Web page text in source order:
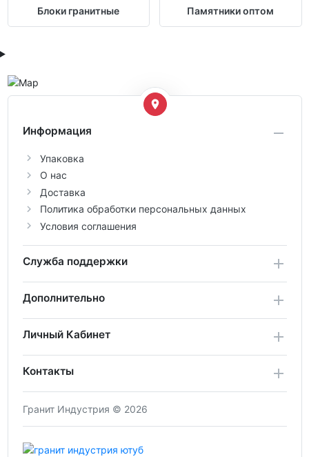
Блоки гранитные Памятники оптом
Информация
Упаковка
О нас
Доставка
Политика обработки персональных данных
Условия соглашения
Служба поддержки
Дополнительно
Личный Кабинет
Контакты
Гранит Индустрия © 2026